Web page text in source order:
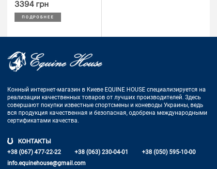
3394 грн
ПОДРОБНЕЕ
Конный интернет-магазин в Киеве EQUINE HOUSE специализируется на
реализации качественных товаров от лучших производителей. Здесь
совершают покупки известные спортсмены и коневоды Украины, ведь
вся продукция качественная и безопасная, одобрена международными
сертификатами качества.
КОНТАКТЫ
+38 (067) 477-22-22 +38 (063) 230-04-01
+38 (050) 595-10-00
info.equinehouse@gmail.com